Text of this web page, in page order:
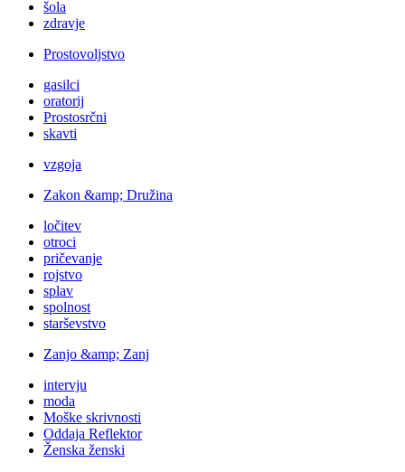
šola
zdravje
Prostovoljstvo
gasilci
oratorij
Prostosrčni
skavti
vzgoja
Zakon &amp; Družina
ločitev
otroci
pričevanje
rojstvo
splav
spolnost
starševstvo
Zanjo &amp; Zanj
intervju
moda
Moške skrivnosti
Oddaja Reflektor
Ženska ženski